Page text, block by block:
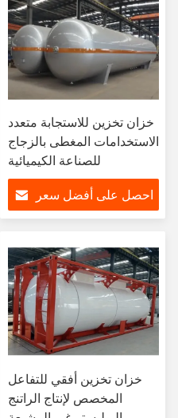
خزان تخزين للاستجابة متعدد
الاستخدامات المغطى بالزجاج
للصناعة الكيميائية
احصل على أفضل سعر
خزان تخزين أفقي للتفاعل
المخصص لإنتاج الراتنج